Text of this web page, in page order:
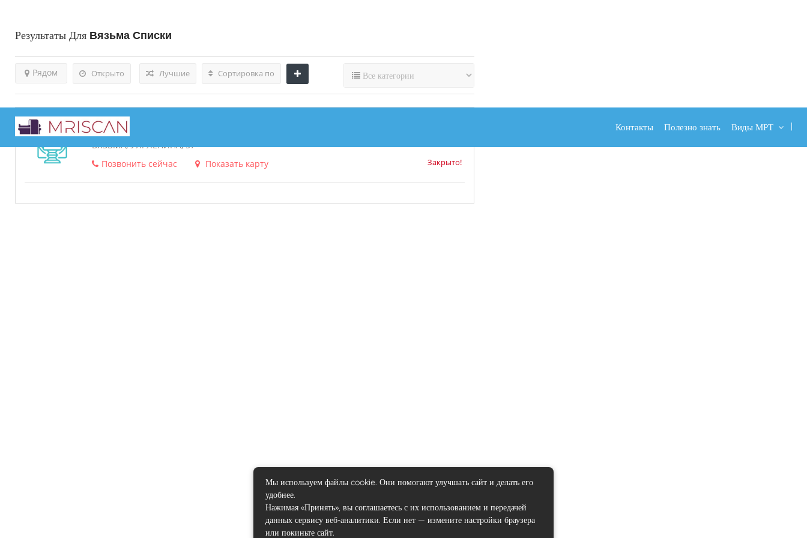
Контакты Полезно знать Виды МРТ
Результаты Для Вязьма Списки
Открыто
Рядом Лучшие Сортировка по
Диагностический Центр Спектр – Диагностика, Вязьма
ВЯЗЬМА, УЛ. ЛЕНИНА, 57
Позвонить сейчас
Показать карту Закрыто!
Мы используем файлы cookie. Они помогают улучшать сайт и делать его
удобнее.
Нажимая «Принять», вы соглашаетесь с их использованием и передачей
данных сервису веб-аналитики. Если нет — измените настройки браузера
или покиньте сайт.